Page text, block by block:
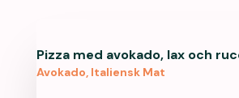
Pizza med avokado, lax och
Avokado Italiensk Mat